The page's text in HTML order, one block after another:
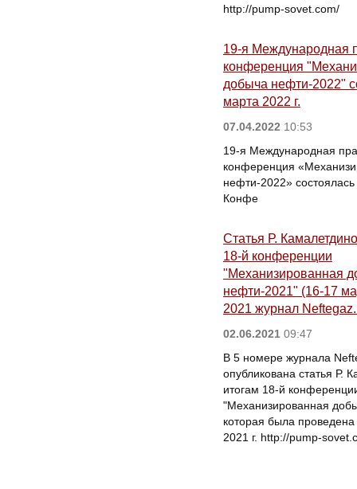
http://pump-sovet.com/
19-я Международная
конференция
добыча нефти-2022"
марта 2022 г.
07.04.2022 10:53
19-я Международная
конференция
нефти-2022»
Конфе
Статья Р.
18-й конференции
"Механизированная
нефти-2021" (16-17
2021 журнал
02.06.2021 09:47
В 5 номере журнала
опубликована статья Р.
итогам 18-й
"Механизированная
которая была
2021 г. http://pump-